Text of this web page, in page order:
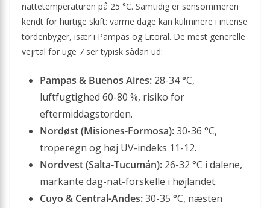
nattetemperaturen på 25 °C. Samtidig er sensommeren
kendt for hurtige skift: varme dage kan kulminere i intense
tordenbyger, især i Pampas og Litoral. De mest generelle
vejrtal for uge 7 ser typisk sådan ud:
Pampas & Buenos Aires: 28-34 °C,
luftfugtighed 60-80 %, risiko for
eftermiddagstorden.
Nordøst (Misiones-Formosa):30-36 °C,
troperegn og høj UV-indeks 11-12.
Nordvest (Salta-Tucumán): 26-32 °C i dalene,
markante dag-nat-forskelle i højlandet.
Cuyo & Central-Andes:30-35 °C, næsten